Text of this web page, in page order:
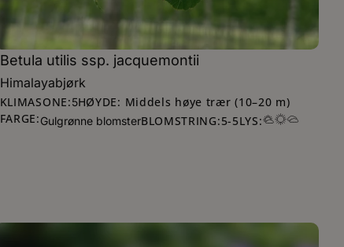
Betula utilis ssp. jacquemontii
Himalayabjørk
KLIMASONE:5HØYDE: Middels høye trær (10–20 m)
FARGE:Gulgrønne blomsterBLOMSTRING:5-5LYS: